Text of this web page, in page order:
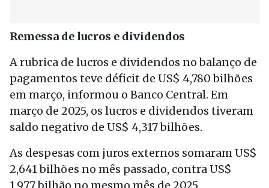
Remessa de lucros e dividendos
A rubrica de lucros e dividendos no balanço de
pagamentos teve déficit de US$ 4,780 bilhões
em março, informou o Banco Central. Em
março de 2025, os lucros e dividendos tiveram
saldo negativo de US$ 4,317 bilhões.
As despesas com juros externos somaram US$
2,641 bilhões no mês passado, contra US$